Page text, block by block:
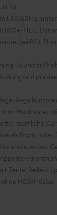
in
8K/60Hz,
HLG,
(eARC),
Sound auf
und
mm-Hochtöner
räumliche
als Front-
ansteuerbar,
Teufel Reflekt
ohne HDMI-Kabel